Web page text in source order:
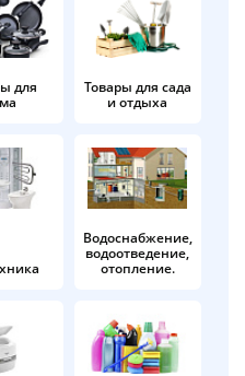
для
Товары для сада
и отдыха
Водоснабжение,
водоотведение,
отопление.
только